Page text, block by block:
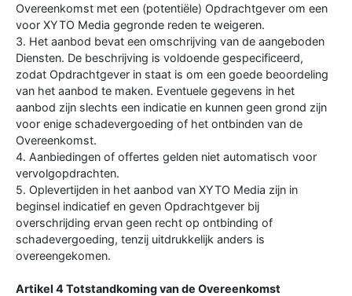
Overeenkomst met een (potentiële) Opdrachtgever om een
voor XYTO Media gegronde reden te weigeren.
3. Het aanbod bevat een omschrijving van de aangeboden
Diensten. De beschrijving is voldoende gespecificeerd,
zodat Opdrachtgever in staat is om een goede beoordeling
van het aanbod te maken. Eventuele gegevens in het
aanbod zijn slechts een indicatie en kunnen geen grond zijn
voor enige schadevergoeding of het ontbinden van de
Overeenkomst.
4. Aanbiedingen of offertes gelden niet automatisch voor
vervolgopdrachten.
5. Oplevertijden in het aanbod van XYTO Media zijn in
beginsel indicatief en geven Opdrachtgever bij
overschrijding ervan geen recht op ontbinding of
schadevergoeding, tenzij uitdrukkelijk anders is
overeengekomen.
Artikel 4 Totstandkoming van de Overeenkomst